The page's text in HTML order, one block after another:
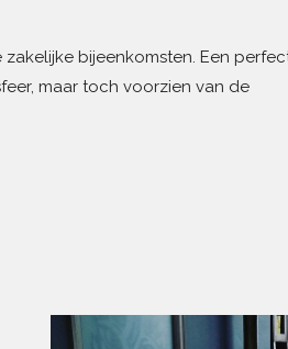
bijeenkomsten. Een
maar toch voorzien van de